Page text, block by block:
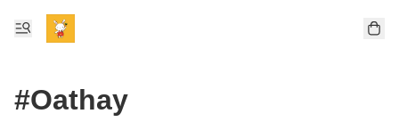
#Oathay